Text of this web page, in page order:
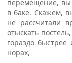
перемещение, вы
в баке. Скажем,
не рассчитали
отыскать
гораздо
норах,